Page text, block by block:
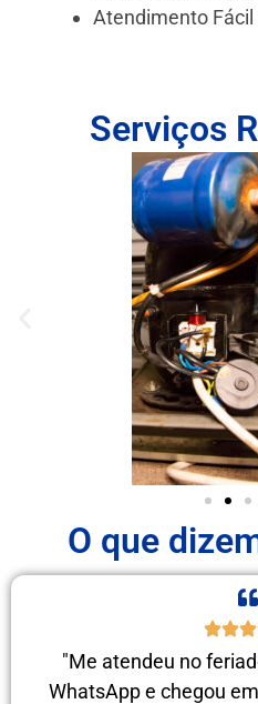
Atendimento Fácil
Serviços
O que
"Me atendeu no
WhatsApp e chegou